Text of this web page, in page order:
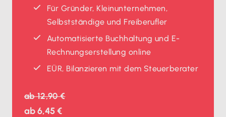
Für Gründer, Kleinunternehmen,
Selbstständige und Freiberufler
Automatisierte Buchhaltung und E-
Rechnungserstellung online
EÜR, Bilanzieren mit dem Steuerberater
ab12,90 €
ab6,45 €